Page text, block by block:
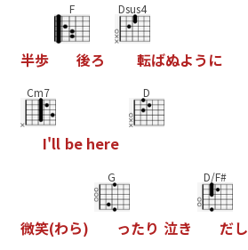
半歩
F
後ろ
Dsus4
転ばぬよう に
Cm7
I'll be here
D
微笑(わら)
G
ったり 泣き
D/F#
だし